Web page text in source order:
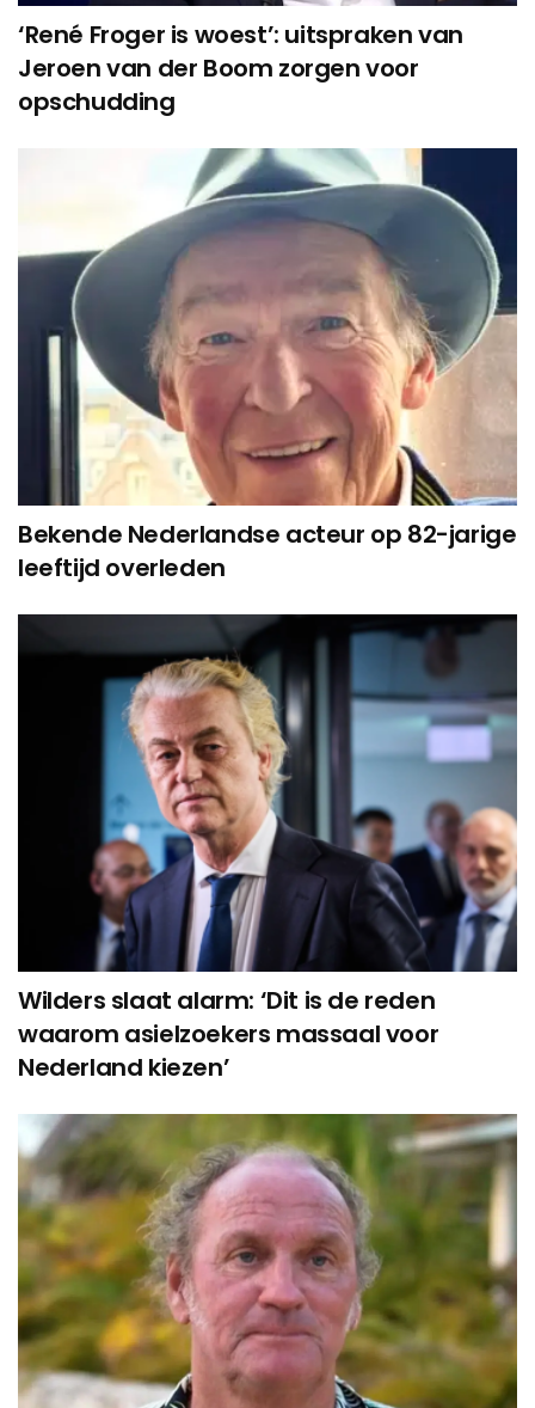
‘René Froger is woest’: uitspraken van
Jeroen van der Boom zorgen voor
opschudding
Bekende Nederlandse acteur op 82-jarige
leeftijd overleden
Wilders slaat alarm: ‘Dit is de reden
waarom asielzoekers massaal voor
Nederland kiezen’